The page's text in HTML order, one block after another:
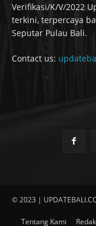
Verifikasi/K/V/2022
terkini, terpercaya
Seputar Pulau Bali.
Contact us:
© 2023 |
Tentang Kami